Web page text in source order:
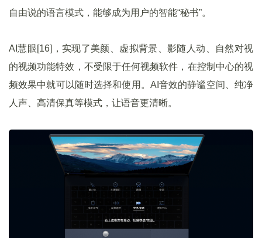
自由说的语言模式，能够成为用户的智能“秘书”。
AI慧眼[16]，实现了美颜、虚拟背景、影随人动、自然对视
的视频功能特效，不受限于任何视频软件，在控制中心的视
频效果中就可以随时选择和使用。AI音效的静谧空间、纯净
人声、高清保真等模式，让语音更清晰。